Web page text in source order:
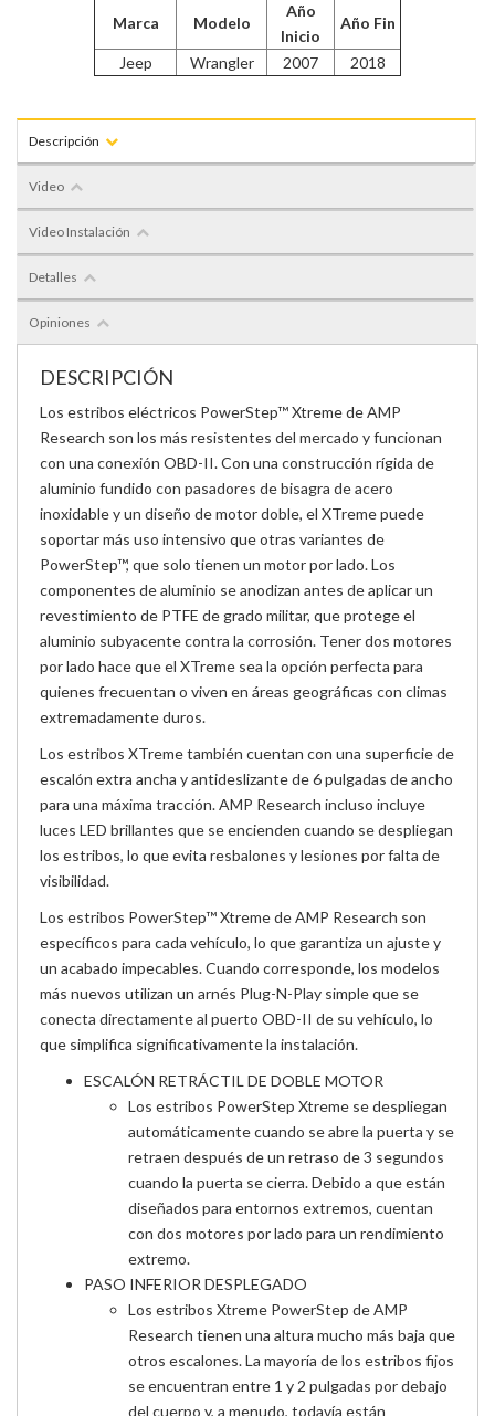
Marca Modelo
Año
Inicio
Año Fin
Jeep Wrangler 2007 2018
Descripción
Video
Video Instalación
Detalles
Opiniones
DESCRIPCIÓN
Los estribos eléctricos PowerStep™ Xtreme de AMP
Research son los más resistentes del mercado y funcionan
con una conexión OBD-II. Con una construcción rígida de
aluminio fundido con pasadores de bisagra de acero
inoxidable y un diseño de motor doble, el XTreme puede
soportar más uso intensivo que otras variantes de
PowerStep™, que solo tienen un motor por lado. Los
componentes de aluminio se anodizan antes de aplicar un
revestimiento de PTFE de grado militar, que protege el
aluminio subyacente contra la corrosión. Tener dos motores
por lado hace que el XTreme sea la opción perfecta para
quienes frecuentan o viven en áreas geográficas con climas
extremadamente duros.
Los estribos XTreme también cuentan con una superficie de
escalón extra ancha y antideslizante de 6 pulgadas de ancho
para una máxima tracción. AMP Research incluso incluye
luces LED brillantes que se encienden cuando se despliegan
los estribos, lo que evita resbalones y lesiones por falta de
visibilidad.
Los estribos PowerStep™ Xtreme de AMP Research son
específicos para cada vehículo, lo que garantiza un ajuste y
un acabado impecables. Cuando corresponde, los modelos
más nuevos utilizan un arnés Plug-N-Play simple que se
conecta directamente al puerto OBD-II de su vehículo, lo
que simplifica significativamente la instalación.
ESCALÓN RETRÁCTIL DE DOBLE MOTOR
Los estribos PowerStep Xtreme se despliegan
automáticamente cuando se abre la puerta y se
retraen después de un retraso de 3 segundos
cuando la puerta se cierra. Debido a que están
diseñados para entornos extremos, cuentan
con dos motores por lado para un rendimiento
extremo.
PASO INFERIOR DESPLEGADO
Los estribos Xtreme PowerStep de AMP
Research tienen una altura mucho más baja que
otros escalones. La mayoría de los estribos fijos
se encuentran entre 1 y 2 pulgadas por debajo
del cuerpo y, a menudo, todavía están